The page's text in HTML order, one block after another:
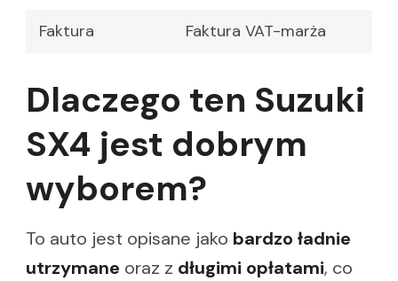
Faktura Faktura VAT-marża
Dlaczego ten Suzuki
SX4 jest dobrym
wyborem?
To auto jest opisane jako bardzo ładnie
utrzymane oraz z długimi opłatami, co